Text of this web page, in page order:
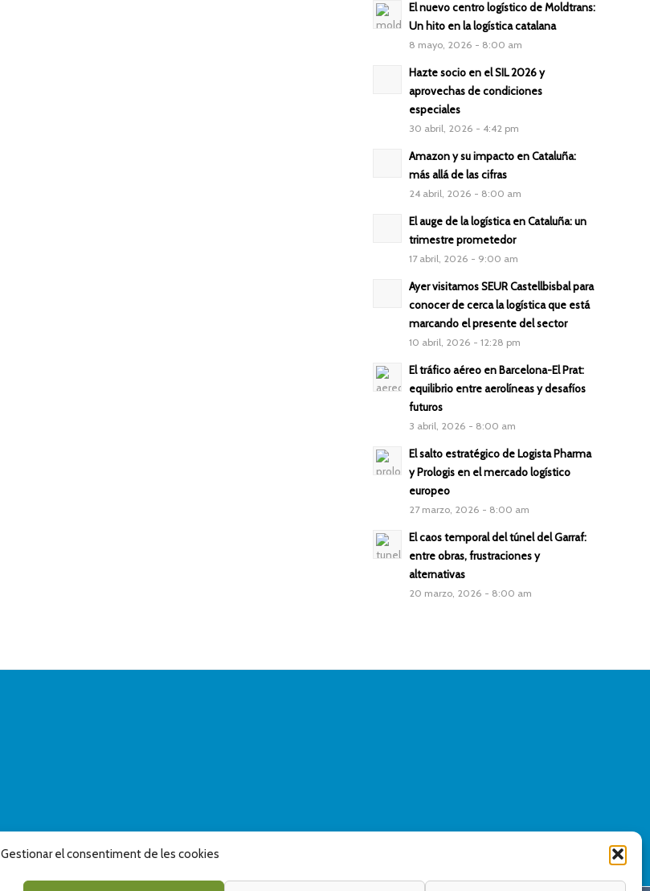
Gestionar el consentiment de les cookies
El nuevo centro logístico de Moldtrans:
Un hito en la logística catalana
8 mayo, 2026 - 8:00 am
Hazte socio en el SIL 2026 y
aprovechas de condiciones
especiales
30 abril, 2026 - 4:42 pm
Amazon y su impacto en Cataluña:
más allá de las cifras
24 abril, 2026 - 8:00 am
El auge de la logística en Cataluña: un
trimestre prometedor
17 abril, 2026 - 9:00 am
Ayer visitamos SEUR Castellbisbal para
conocer de cerca la logística que está
marcando el presente del sector
10 abril, 2026 - 12:28 pm
El tráfico aéreo en Barcelona-El Prat:
equilibrio entre aerolíneas y desafíos
futuros
3 abril, 2026 - 8:00 am
El salto estratégico de Logista Pharma
y Prologis en el mercado logístico
europeo
27 marzo, 2026 - 8:00 am
El caos temporal del túnel del Garraf:
entre obras, frustraciones y
alternativas
20 marzo, 2026 - 8:00 am